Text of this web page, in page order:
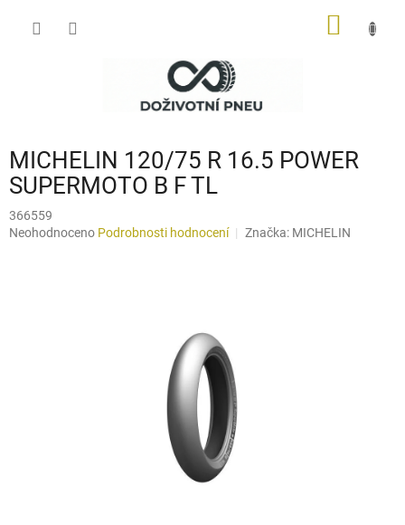
MICHELIN 120/75 R 16.5 POWER
SUPERMOTO B F TL
366559
Průměrné
Neohodnoceno Podrobnosti hodnocení Značka: MICHELIN